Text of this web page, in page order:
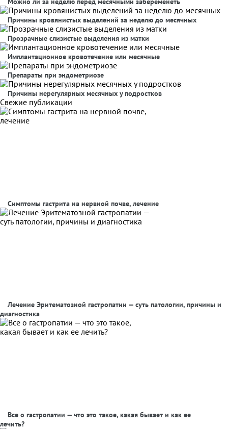
Причины кровянистых выделений за неделю до месячных
Прозрачные слизистые выделения из матки
Имплантационное кровотечение или месячные
Препараты при эндометриозе
Причины нерегулярных месячных у подростков
Свежие публикации
Симптомы гастрита на нервной почве, лечение
Лечение Эритематозной гастропатии — суть патологии, причины и
диагностика
Все о гастропатии — что это такое, какая бывает и как ее
лечить?